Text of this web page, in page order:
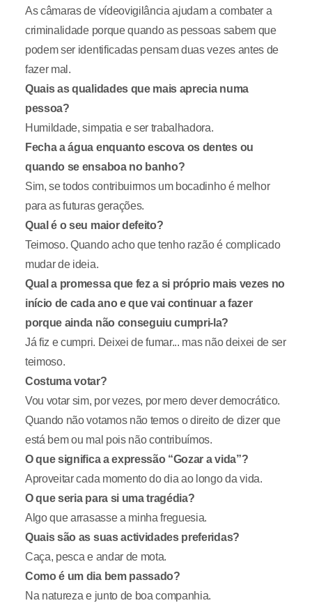
As câmaras de vídeovigilância ajudam a combater a
criminalidade porque quando as pessoas sabem que
podem ser identificadas pensam duas vezes antes de
fazer mal.
Quais as qualidades que mais aprecia numa
pessoa?
Humildade, simpatia e ser trabalhadora.
Fecha a água enquanto escova os dentes ou
quando se ensaboa no banho?
Sim, se todos contribuirmos um bocadinho é melhor
para as futuras gerações.
Qual é o seu maior defeito?
Teimoso. Quando acho que tenho razão é complicado
mudar de ideia.
Qual a promessa que fez a si próprio mais vezes no
início de cada ano e que vai continuar a fazer
porque ainda não conseguiu cumpri-la?
Já fiz e cumpri. Deixei de fumar... mas não deixei de ser
teimoso.
Costuma votar?
Vou votar sim, por vezes, por mero dever democrático.
Quando não votamos não temos o direito de dizer que
está bem ou mal pois não contribuímos.
O que significa a expressão “Gozar a vida”?
Aproveitar cada momento do dia ao longo da vida.
O que seria para si uma tragédia?
Algo que arrasasse a minha freguesia.
Quais são as suas actividades preferidas?
Caça, pesca e andar de mota.
Como é um dia bem passado?
Na natureza e junto de boa companhia.